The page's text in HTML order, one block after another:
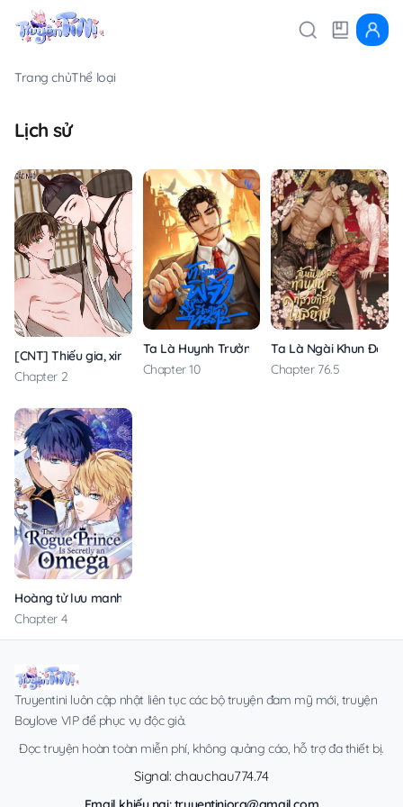
Trang chủThể loại
Lịch sử
[CNT] Thiếu gia, xin hãy kiềm chế!
Chapter 2
Ta Là Huynh Trưởng Của Hoàng Đệ Bạo
Chapter 10
Ta Là Ngài Khun Đẹp
Chapter 76.5
Hoàng tử lưu manh thực chất là một Omega
Chapter 4
Truyentini luôn cập nhật liên tục các bộ truyện đam mỹ mới, truyện
Boylove VIP để phục vụ độc giả.
Đọc truyện hoàn toàn miễn phí, không quảng cáo, hỗ trợ đa thiết bị.
Signal: chauchau774.74